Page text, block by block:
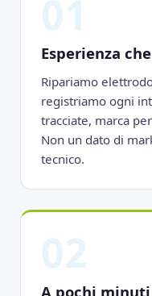
Esperienza
Ripariamo
registriamo ogni
tracciate, marca
Non un dato di
tecnico.
A pochi